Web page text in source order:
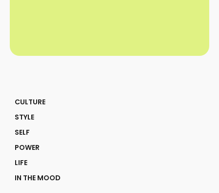
CULTURE
STYLE
SELF
POWER
LIFE
IN THE MOOD